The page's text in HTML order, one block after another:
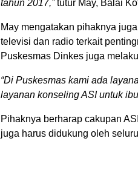
tahun 2017,”tutur May, Balai
May mengatakan pihaknya
televisi dan radio terkait
Puskesmas Dinkes juga
“Di Puskesmas kami ada
layanan konseling ASI untuk
Pihaknya berharap cakupan
juga harus didukung oleh